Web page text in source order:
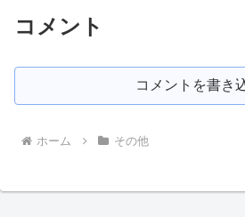
コメント
コメントを書き
ホーム その他